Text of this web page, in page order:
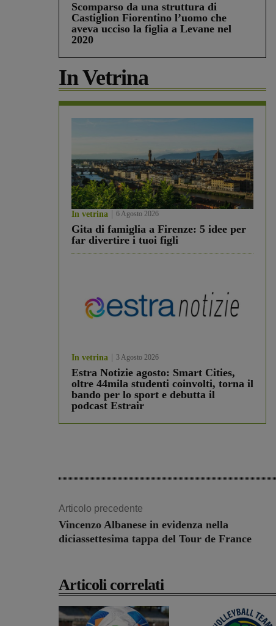
Scomparso da una struttura di
Castiglion Fiorentino l’uomo che
aveva ucciso la figlia a Levane nel
2020
In Vetrina
In vetrina 6 Agosto 2026
Gita di famiglia a Firenze: 5 idee per
far divertire i tuoi figli
In vetrina 3 Agosto 2026
Estra Notizie agosto: Smart Cities,
oltre 44mila studenti coinvolti, torna il
bando per lo sport e debutta il
podcast Estrair
Articolo precedente
Vincenzo Albanese in evidenza nella
diciassettesima tappa del Tour de France
Articoli correlati